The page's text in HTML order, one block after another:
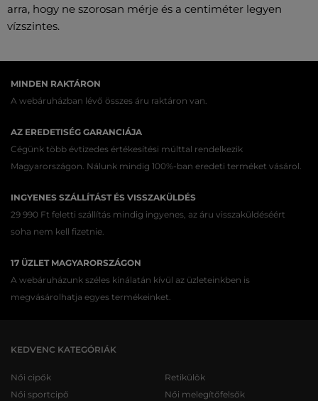
arra, hogy ne szorosan mérje és a centiméter legyen
vízszintes.
MINDEN RAKTÁRON
A webáruházban lévő összes áru raktáron van.
AZ EREDETISÉG GARANCIÁJA
Cégünk több évtizedes értékesítési múlttal rendelkezik
Magyarországon. Nálunk mindig 100%-ban eredeti terméket vásárol.
INGYENES SZÁLLÍTÁST ÉS VISSZAKÜLDÉS
29 990 Ft feletti szállítás mindig ingyenes, az áru visszaküldéséért
soha nem kell fizetnie.
17 ÜZLET MAGYARORSZÁGON
A webáruházunk széles kínálatán kívül az üzleteinkben is
megvásárolhatja egyes termékeinket.
KEDVENC KATEGÓRIÁK
Női cipők
Női sportcipő
Retikülök
Női melegítőfelsők